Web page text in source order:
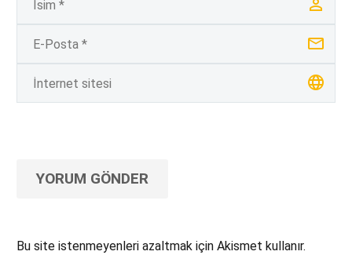
YORUM GÖNDER
Bu site istenmeyenleri azaltmak için Akismet kullanır.